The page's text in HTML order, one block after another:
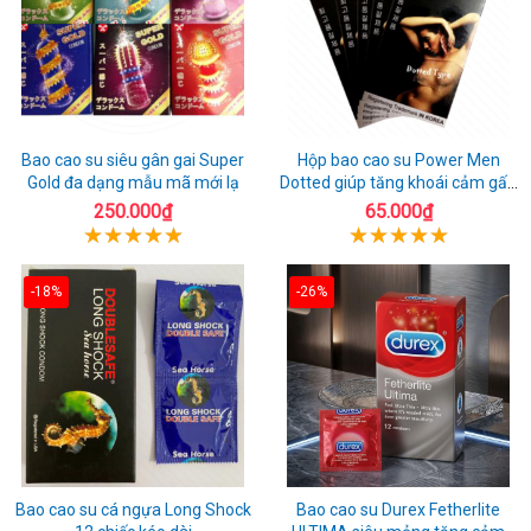
Bao cao su siêu gân gai Super
Gold đa dạng mẫu mã mới lạ
250.000₫
Hộp bao cao su Power Men
Dotted giúp tăng khoái cảm gấp
đôi
65.000₫
-18%
Bao cao su cá ngựa Long Shock
-26%
Bao cao su Durex Fetherlite